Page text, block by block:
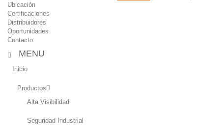
Ubicación
Certificaciones
Distribuidores
Oportunidades
Contacto
MENU
Inicio
Productos
Alta Visibilidad
Seguridad Industrial